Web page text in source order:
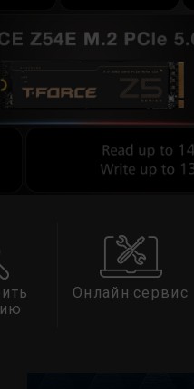
Онлайн сервис